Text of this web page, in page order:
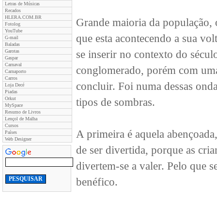
Letras de Músicas
Recados
HLERA.COM.BR
Fotolog
YouTube
G-mail
Baladas
Garotas
Gaspar
Carnaval
Carnaporto
Carros
Loja Decé
Piadas
Orkut
MySpace
Resumo de Livros
Lençol de Malha
Cursos
Países
Web Designer
Grande maioria da
que esta acontecendo a sua
se inserir no contexto do
conglomerado, porém com
concluir. Foi numa dessas
tipos de sombras.
A primeira é aquela
de ser divertida, porque as
divertem-se a valer. Pelo que
benéfico.